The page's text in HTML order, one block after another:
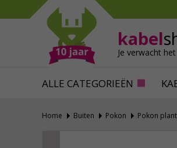
kabel
Je verwacht
ALLE CATEGORIEËN
Mollen verjagen
Slakken bestrijden
Katten verjagen
Alles tegen ongedierte
Home Buiten Pokon Pokon